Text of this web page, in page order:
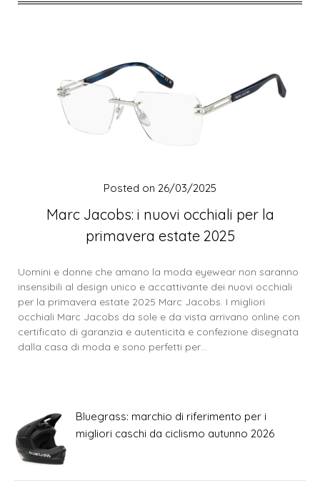
Marc Jacobs: i nuovi occhiali per la
primavera estate 2025
Posted on 26/03/2025
Uomini e donne che amano la moda eyewear non saranno
insensibili al design unico e accattivante dei nuovi occhiali
per la primavera estate 2025 Marc Jacobs. I migliori
occhiali Marc Jacobs da sole e da vista arrivano online con
certificato di garanzia e autenticità e confezione disegnata
dalla casa di moda e sono perfetti per…
Bluegrass: marchio di riferimento per i
migliori caschi da ciclismo autunno 2026